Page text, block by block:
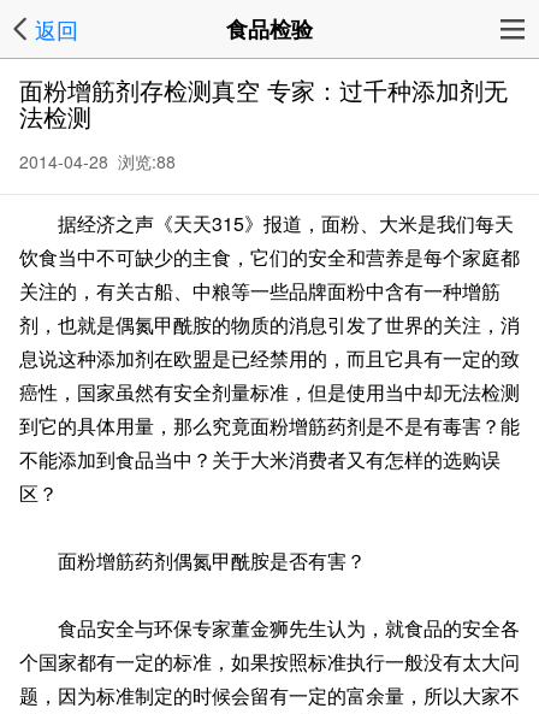
返回 食品检验
面粉增筋剂存检测真空 专家：过千种添加剂无
法检测
2014-04-28 浏览:88
据经济之声《天天315》报道，面粉、大米是我们每天
饮食当中不可缺少的主食，它们的安全和营养是每个家庭都
关注的，有关古船、中粮等一些品牌面粉中含有一种增筋
剂，也就是偶氮甲酰胺的物质的消息引发了世界的关注，消
息说这种添加剂在欧盟是已经禁用的，而且它具有一定的致
癌性，国家虽然有安全剂量标准，但是使用当中却无法检测
到它的具体用量，那么究竟面粉增筋药剂是不是有毒害？能
不能添加到食品当中？关于大米消费者又有怎样的选购误
区？
面粉增筋药剂偶氮甲酰胺是否有害？
食品安全与环保专家董金狮先生认为，就食品的安全各
个国家都有一定的标准，如果按照标准执行一般没有太大问
题，因为标准制定的时候会留有一定的富余量，所以大家不